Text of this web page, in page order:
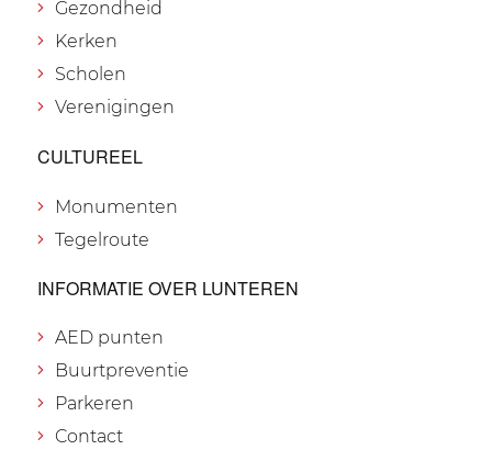
Gezondheid
Kerken
Scholen
Verenigingen
CULTUREEL
Monumenten
Tegelroute
INFORMATIE OVER LUNTEREN
AED punten
Buurtpreventie
Parkeren
Contact